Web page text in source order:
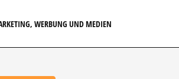
WERBUNG UND MEDIEN